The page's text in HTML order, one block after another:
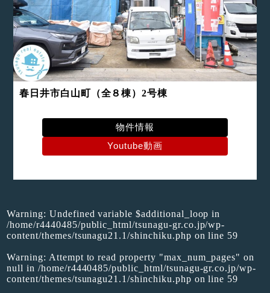
春日井市白山町（全８棟）2号棟
物件情報
Youtube動画
Warning: Undefined variable $additional_loop in
/home/r4440485/public_html/tsunagu-gr.co.jp/wp-
content/themes/tsunagu21.1/shinchiku.php on line 59
Warning: Attempt to read property "max_num_pages" on
null in /home/r4440485/public_html/tsunagu-gr.co.jp/wp-
content/themes/tsunagu21.1/shinchiku.php on line 59